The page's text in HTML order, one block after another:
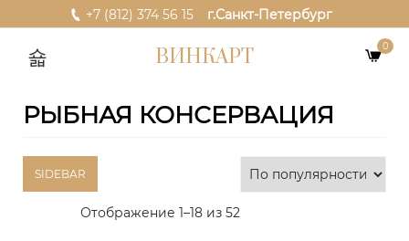
+7 (812) 374 56 15 г.Санкт-Петербург
ВИНКАРТ 0
РЫБНАЯ КОНСЕРВАЦИЯ
SIDEBAR
Отображение 1–18 из 52